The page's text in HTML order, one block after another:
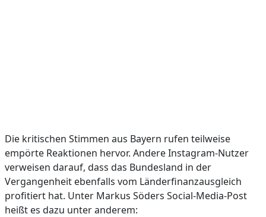
Die kritischen Stimmen aus Bayern rufen teilweise
empörte Reaktionen hervor. Andere Instagram-Nutzer
verweisen darauf, dass das Bundesland in der
Vergangenheit ebenfalls vom Länderfinanzausgleich
profitiert hat. Unter Markus Söders Social-Media-Post
heißt es dazu unter anderem: